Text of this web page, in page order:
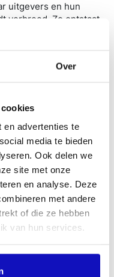
Over
en advertenties te
media te bieden
Ook delen we
site met onze
en analyse. Deze
met andere
of die ze hebben
van hun services.
uitgevers en hun
verbreed. Zo ontstaat
en authenticiteit van
in het totale
Zo kunnen grote
en wordt voorkomen
gaan van de
innovatie
in technologische
op
Door nu al te
kunnen we tijdig
die aansluiten bij de
voorop met